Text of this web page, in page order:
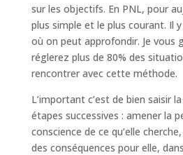
sur les objectifs. En PNL, pour
plus simple et le plus courant. Il
où on peut approfondir. Je vous
réglerez plus de 80% des
rencontrer avec cette méthode.
L’important c’est de bien saisir
étapes successives : amener la
conscience de ce qu’elle
des conséquences pour elle,